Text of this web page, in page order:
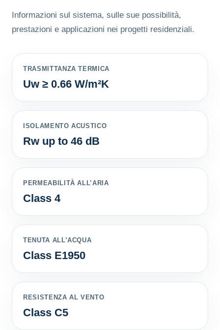
Informazioni sul sistema, sulle sue possibilità,
prestazioni e applicazioni nei progetti residenziali.
TRASMITTANZA TERMICA
Uw ≥ 0.66 W/m²K
ISOLAMENTO ACUSTICO
Rw up to 46 dB
PERMEABILITÀ ALL’ARIA
Class 4
TENUTA ALL’ACQUA
Class E1950
RESISTENZA AL VENTO
Class C5